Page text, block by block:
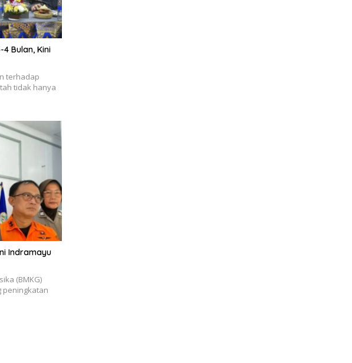
Bulan, Kini
terhadap
tidak hanya
Indramayu
(BMKG)
peningkatan